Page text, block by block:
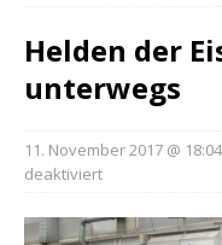
Helden der
unterwegs
11. November 2017 @ 18:04
deaktiviert